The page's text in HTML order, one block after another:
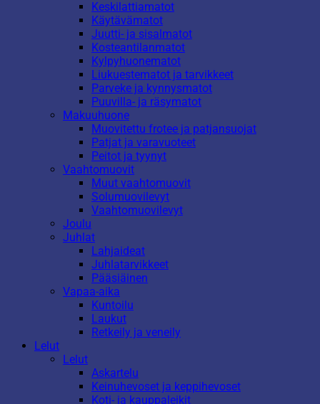
Keskilattiamatot
Käytävämatot
Juutti- ja sisalmatot
Kosteantilanmatot
Kylpyhuonematot
Liukuestematot ja tarvikkeet
Parveke ja kynnysmatot
Puuvilla- ja räsymatot
Makuuhuone
Muovitettu frotee ja patjansuojat
Patjat ja varavuoteet
Peitot ja tyynyt
Vaahtomuovit
Muut vaahtomuovit
Solumuovilevyt
Vaahtomuovilevyt
Joulu
Juhlat
Lahjaideat
Juhlatarvikkeet
Pääsiäinen
Vapaa-aika
Kuntoilu
Laukut
Retkeily ja veneily
Lelut
Lelut
Askartelu
Keinuhevoset ja keppihevoset
Koti- ja kauppaleikit